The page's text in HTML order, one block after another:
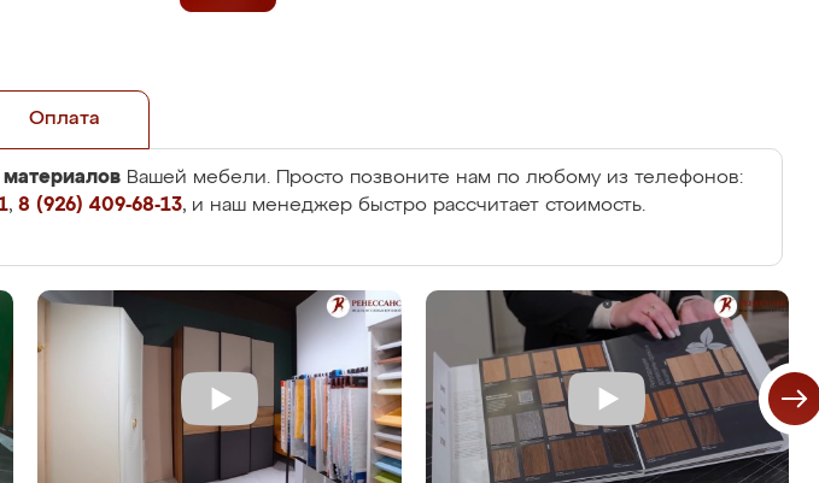
Оплата
Вашей мебели. Просто позвоните нам по любому из телефонов:
, 8 (926) 409-68-13, и наш менеджер быстро рассчитает стоимость.